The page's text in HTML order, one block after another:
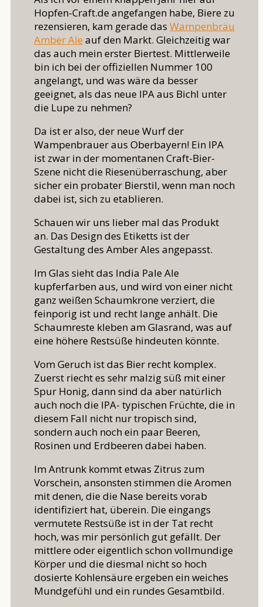
Hopfen-Craft.de angefangen habe, Biere zu
rezensieren, kam gerade das Wampenbräu
Amber Ale auf den Markt. Gleichzeitig war
das auch mein erster Biertest. Mittlerweile
bin ich bei der offiziellen Nummer 100
angelangt, und was wäre da besser
geeignet, als das neue IPA aus Bichl unter
die Lupe zu nehmen?
Da ist er also, der neue Wurf der
Wampenbrauer aus Oberbayern! Ein IPA
ist zwar in der momentanen Craft-Bier-
Szene nicht die Riesenüberraschung, aber
sicher ein probater Bierstil, wenn man noch
dabei ist, sich zu etablieren.
Schauen wir uns lieber mal das Produkt
an. Das Design des Etiketts ist der
Gestaltung des Amber Ales angepasst.
Im Glas sieht das India Pale Ale
kupferfarben aus, und wird von einer nicht
ganz weißen Schaumkrone verziert, die
feinporig ist und recht lange anhält. Die
Schaumreste kleben am Glasrand, was auf
eine höhere Restsüße hindeuten könnte.
Vom Geruch ist das Bier recht komplex.
Zuerst riecht es sehr malzig süß mit einer
Spur Honig, dann sind da aber natürlich
auch noch die IPA- typischen Früchte, die in
diesem Fall nicht nur tropisch sind,
sondern auch noch ein paar Beeren,
Rosinen und Erdbeeren dabei haben.
Im Antrunk kommt etwas Zitrus zum
Vorschein, ansonsten stimmen die Aromen
mit denen, die die Nase bereits vorab
identifiziert hat, überein. Die eingangs
vermutete Restsüße ist in der Tat recht
hoch, was mir persönlich gut gefällt. Der
mittlere oder eigentlich schon vollmundige
Körper und die diesmal nicht so hoch
dosierte Kohlensäure ergeben ein weiches
Mundgefühl und ein rundes Gesamtbild.